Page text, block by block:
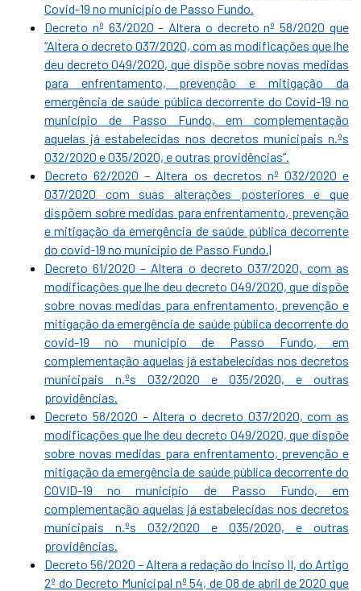
Covid-19 no município de Passo Fundo.
Decreto nº 63/2020 – Altera o decreto nº 58/2020 que
“Altera o decreto 037/2020, com as modificações que lhe
deu decreto 049/2020, que dispõe sobre novas medidas
para enfrentamento, prevenção e mitigação da
emergência de saúde pública decorrente do Covid-19 no
município de Passo Fundo, em complementação
aquelas já estabelecidas nos decretos municipais n.ºs
032/2020 e 035/2020, e outras providências”.
Decreto 62/2020 – Altera os decretos nº 032/2020 e
037/2020 com suas alterações posteriores e que
dispõem sobre medidas para enfrentamento, prevenção
e mitigação da emergência de saúde pública decorrente
do covid-19 no município de Passo Fundo.|
Decreto 61/2020 – Altera o decreto 037/2020, com as
modificações que lhe deu decreto 049/2020, que dispõe
sobre novas medidas para enfrentamento, prevenção e
mitigação da emergência de saúde pública decorrente do
covid-19 no município de Passo Fundo, em
complementação aquelas já estabelecidas nos decretos
municipais n.ºs 032/2020 e 035/2020, e outras
providências.
Decreto 58/2020 – Altera o decreto 037/2020, com as
modificações que lhe deu decreto 049/2020, que dispõe
sobre novas medidas para enfrentamento, prevenção e
mitigação da emergência de saúde pública decorrente do
COVID-19 no município de Passo Fundo, em
complementação aquelas já estabelecidas nos decretos
municipais n.ºs 032/2020 e 035/2020, e outras
providências.
Decreto 56/2020 – Altera a redação do Inciso II, do Artigo
2º do Decreto Municipal nº 54, de 08 de abril de 2020 que